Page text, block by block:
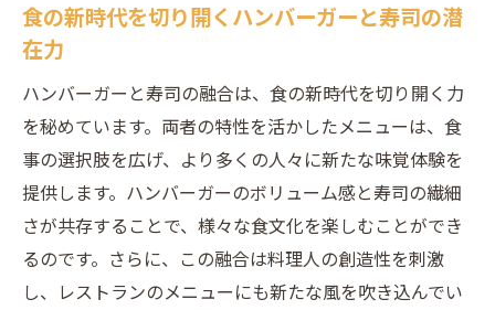
食の新時代を切り開くハンバーガーと寿司の潜
在力
ハンバーガーと寿司の融合は、食の新時代を切り開く力
を秘めています。両者の特性を活かしたメニューは、食
事の選択肢を広げ、より多くの人々に新たな味覚体験を
提供します。ハンバーガーのボリューム感と寿司の繊細
さが共存することで、様々な食文化を楽しむことができ
るのです。さらに、この融合は料理人の創造性を刺激
し、レストランのメニューにも新たな風を吹き込んでい